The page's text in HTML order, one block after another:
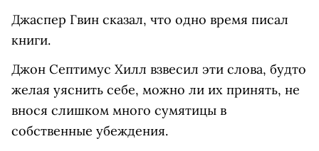
Джаспер Гвин сказал, что одно время писал
книги.
Джон Септимус Хилл взвесил эти слова, будто
желая уяснить себе, можно ли их принять, не
внося слишком много сумятицы в
собственные убеждения.